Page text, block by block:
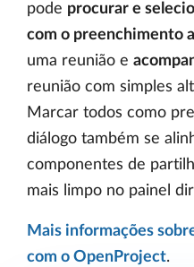
pode procurar e
com o preenchimento
uma reunião e
reunião com simples
Marcar todos como
diálogo também se
componentes de
mais limpo no painel
Mais informações
com o OpenProject.